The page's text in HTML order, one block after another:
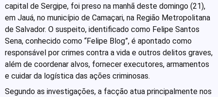
capital de Sergipe, foi preso na manhã deste domingo (21),
em Jauá, no município de Camaçari, na Região Metropolitana
de Salvador. O suspeito, identificado como Felipe Santos
Sena, conhecido como “Felipe Blog”, é apontado como
responsável por crimes contra a vida e outros delitos graves,
além de coordenar alvos, fornecer executores, armamentos
e cuidar da logística das ações criminosas.
Segundo as investigações, a facção atua principalmente nos